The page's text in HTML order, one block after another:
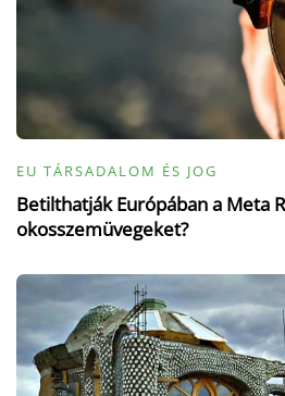
EU TÁRSADALOM ÉS JOG
Betilthatják Európában a Meta
okosszemüvegeket?